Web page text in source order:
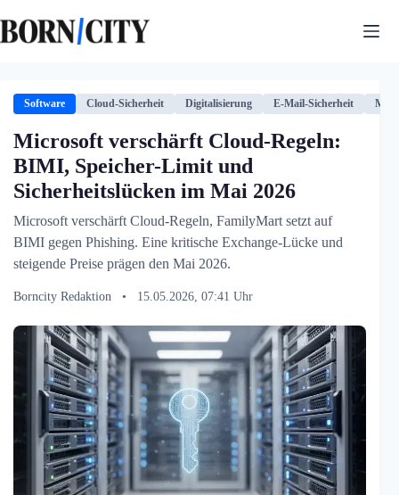
Inhalt
springen
Software Cloud-Sicherheit Digitalisierung E-Mail-Sicherheit
Microsoft verschärft Cloud-Regeln:
BIMI, Speicher-Limit und
Sicherheitslücken im Mai 2026
Microsoft verschärft Cloud-Regeln, FamilyMart setzt auf
BIMI gegen Phishing. Eine kritische Exchange-Lücke und
steigende Preise prägen den Mai 2026.
Borncity Redaktion • 15.05.2026, 07:41 Uhr